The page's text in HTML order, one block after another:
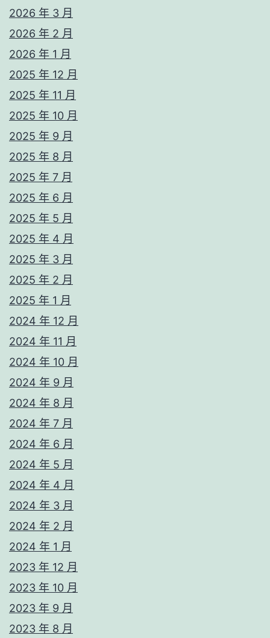
2026 年 3 月
2026 年 2 月
2026 年 1 月
2025 年 12 月
2025 年 11 月
2025 年 10 月
2025 年 9 月
2025 年 8 月
2025 年 7 月
2025 年 6 月
2025 年 5 月
2025 年 4 月
2025 年 3 月
2025 年 2 月
2025 年 1 月
2024 年 12 月
2024 年 11 月
2024 年 10 月
2024 年 9 月
2024 年 8 月
2024 年 7 月
2024 年 6 月
2024 年 5 月
2024 年 4 月
2024 年 3 月
2024 年 2 月
2024 年 1 月
2023 年 12 月
2023 年 10 月
2023 年 9 月
2023 年 8 月